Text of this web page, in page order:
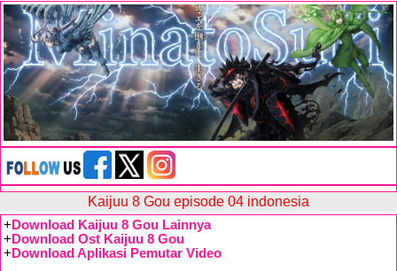
Kaijuu 8 Gou episode 04 indonesia
+ Download Kaijuu 8 Gou Lainnya
+ Download Ost Kaijuu 8 Gou
+ Download Aplikasi Pemutar Video